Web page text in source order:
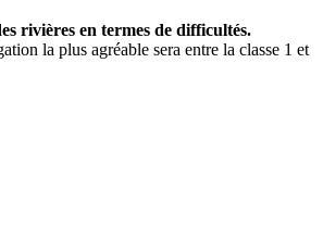
rivières en termes de difficultés.
la plus agréable sera entre la classe 1 et